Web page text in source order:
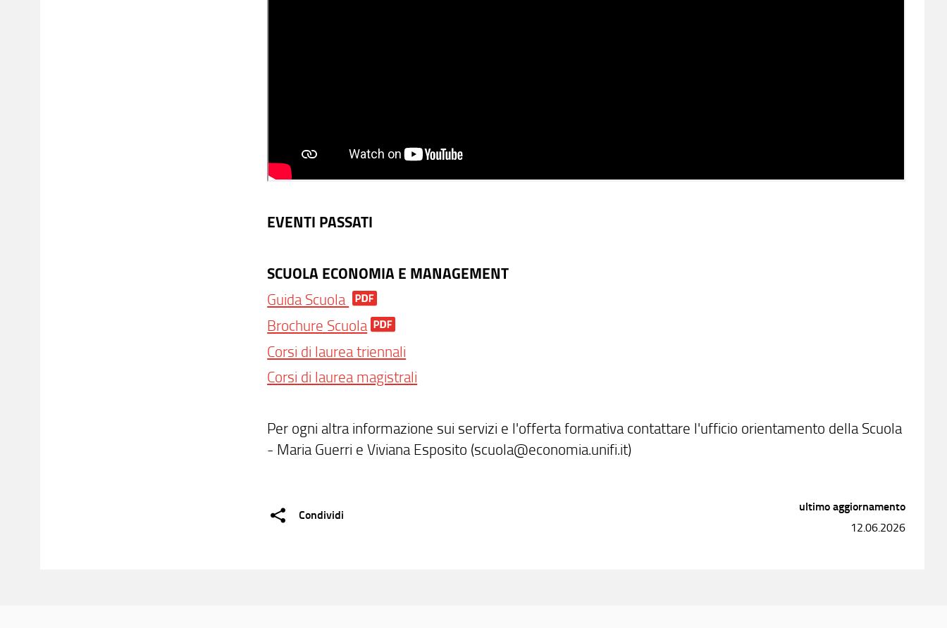
EVENTI PASSATI
SCUOLA ECONOMIA E MANAGEMENT
Guida Scuola
Brochure Scuola
Corsi di laurea triennali
Corsi di laurea magistrali
Per ogni altra informazione sui servizi e l'offerta formativa contattare l'ufficio orientamento della Scuola
- Maria Guerri e Viviana Esposito (scuola@economia.unifi.it)
Condividi
ultimo aggiornamento
12.06.2026